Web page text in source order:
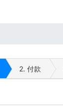
2. 付款